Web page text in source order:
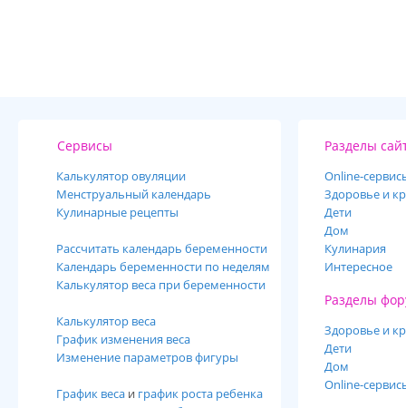
Сервисы
Калькулятор овуляции
Менструальный календарь
Кулинарные рецепты
Рассчитать календарь беременности
Календарь беременности по неделям
Калькулятор веса при беременности
Калькулятор веса
График изменения веса
Изменение параметров фигуры
График веса и график роста ребенка
Разделы
Online-
Здоровье и
Дети
Дом
Кулинария
Интересное
Разделы
Здоровье и
Дети
Дом
Online-